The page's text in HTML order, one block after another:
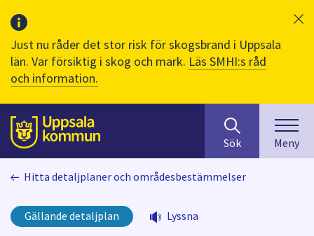
Just nu råder det stor risk för skogsbrand i Uppsala
län. Var försiktig i skog och mark. Läs SMHI:s råd
och information.
Till sidans
huvudinnehåll
efter
innehåll
på
webbplatsen.
Sök Meny
Hitta detaljplaner och områdesbestämmelser
Gällande detaljplan Lyssna